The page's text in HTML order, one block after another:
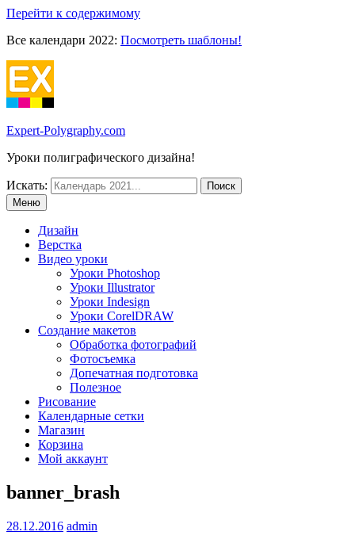
Перейти к содержимому
Все календари 2022: Посмотреть шаблоны!
Expert-Polygraphy.com
Уроки полиграфического дизайна!
Искать:
Меню
Дизайн
Верстка
Видео уроки
Уроки Photoshop
Уроки Illustrator
Уроки Indesign
Уроки CorelDRAW
Создание макетов
Обработка фотографий
Фотосъемка
Допечатная подготовка
Полезное
Рисование
Календарные сетки
Магазин
Корзина
Мой аккаунт
banner_brash
28.12.2016 admin